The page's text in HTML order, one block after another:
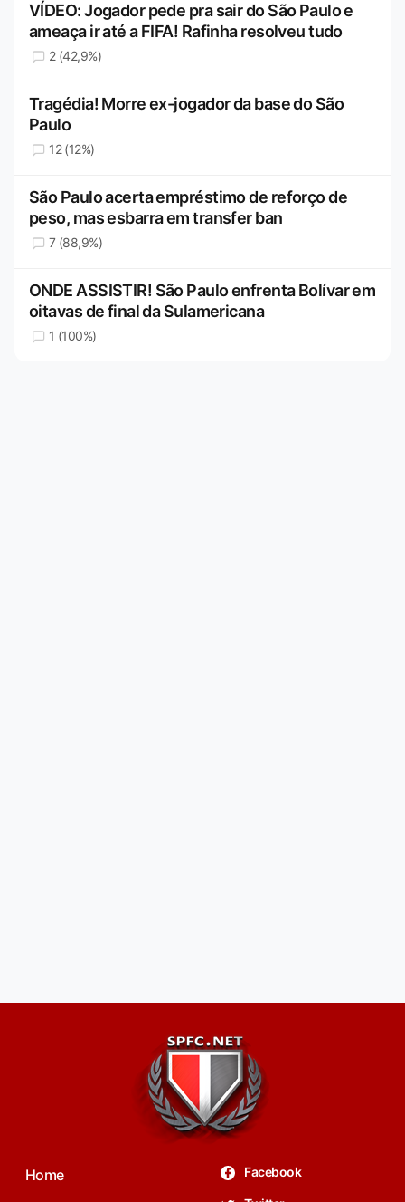
VÍDEO: Jogador pede pra sair do São Paulo e
ameaça ir até a FIFA! Rafinha resolveu tudo
2 (42,9%)
Tragédia! Morre ex-jogador da base do São
Paulo
12 (12%)
São Paulo acerta empréstimo de reforço de
peso, mas esbarra em transfer ban
7 (88,9%)
ONDE ASSISTIR! São Paulo enfrenta Bolívar em
oitavas de final da Sulamericana
1 (100%)
Home Facebook